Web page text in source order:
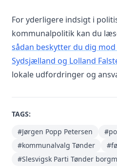
For yderligere indsigt i
kommunalpolitik kan du
sådan beskytter du dig
Sydsjælland og Lolland
lokale udfordringer og
TAGS:
#Jørgen Popp Petersen
#kommunalvalg Tønder
#Slesvigsk Parti Tønder